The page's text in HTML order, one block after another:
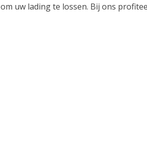
om uw lading te lossen. Bij ons